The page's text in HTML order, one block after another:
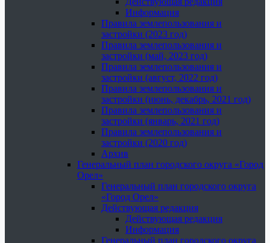
Информация
Правила землепользования и
застройки (2023 год)
Правила землепользования и
застройки (май, 2023 год)
Правила землепользования и
застройки (август, 2022 год)
Правила землепользования и
застройки (июнь, декабрь, 2021 год)
Правила землепользования и
застройки (январь, 2021 год)
Правила землепользования и
застройки (2020 год)
Архив
Генеральный план городского округа «Город
Орел»
Генеральный план городского округа
«Город Орел»
Действующая редакция
Действующая редакция
Информация
Генеральный план городского округа